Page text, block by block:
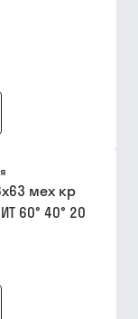
мех кр
60° 40° 20